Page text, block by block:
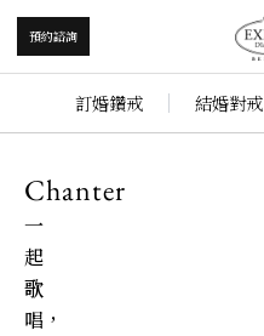
跳
主
內
預約諮詢
訂婚鑽戒 結婚對戒
Chanter
一
起
歌
唱，